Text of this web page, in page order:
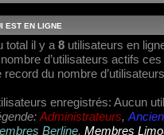
EST EN LIGNE
total il y a 8 utilisateurs en
d’utilisateurs actifs
record du nombre
enregistrés: Aucun
Administrateurs,
Berline, Membres